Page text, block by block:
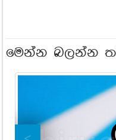
මෙන්න බලන්න